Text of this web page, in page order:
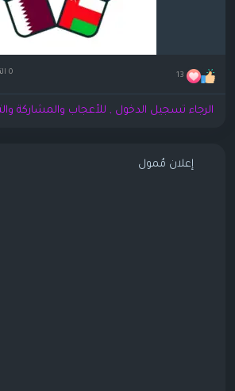
13 0 التعليقات
الرجاء تسجيل الدخول , للأعجاب والمشاركة
إعلان مُمول